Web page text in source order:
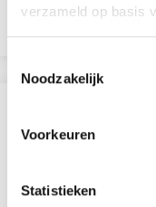
verzameld op basis
Noodzakelijk
Voorkeuren
Statistieken